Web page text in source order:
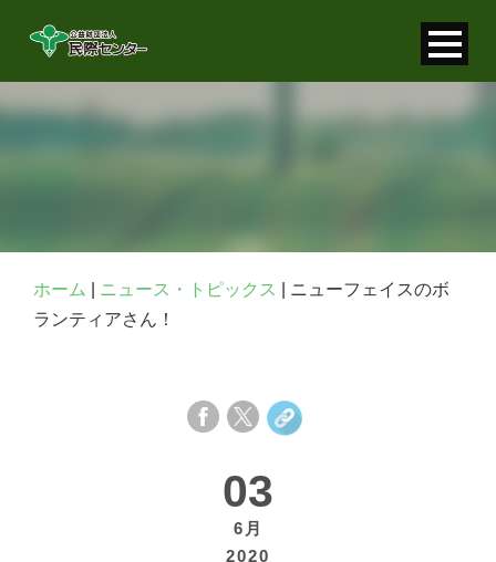
お問い合わせ
ホーム ニュース・トピックス
ニューフェイスのボ
ランティアさん！
03
6月
2020